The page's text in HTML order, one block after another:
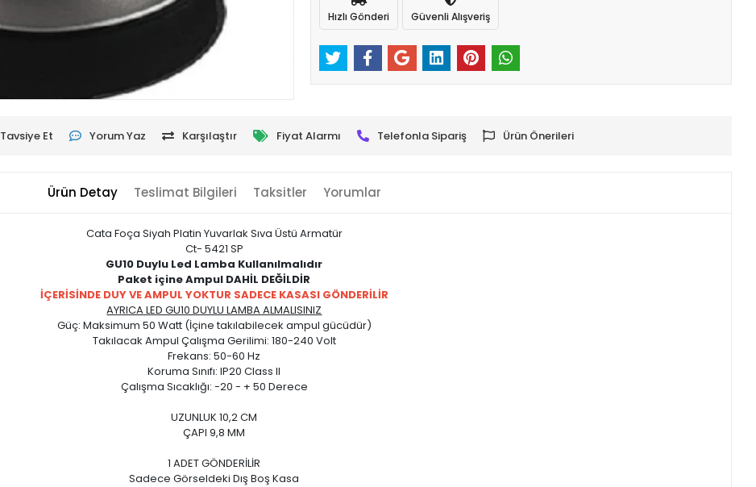
Hızlı Gönderi Güvenli Alışveriş
Tavsiye Et Yorum Yaz Karşılaştır Fiyat Alarmı Telefonla Sipariş Ürün Önerileri
Ürün Detay Teslimat Bilgileri Taksitler Yorumlar
Cata Foça Siyah Platin Yuvarlak Sıva Üstü Armatür
Ct- 5421 SP
GU10 Duylu Led Lamba Kullanılmalıdır
Paket içine Ampul DAHİL DEĞİLDİR
İÇERİSİNDE DUY VE AMPUL YOKTUR SADECE KASASI GÖNDERİLİR
AYRICA LED GU10 DUYLU LAMBA ALMALISINIZ
Güç: Maksimum 50 Watt (İçine takılabilecek ampul gücüdür)
Takılacak Ampul Çalışma Gerilimi: 180-240 Volt
Frekans: 50-60 Hz
Koruma Sınıfı: IP20 Class II
Çalışma Sıcaklığı: -20 - + 50 Derece
UZUNLUK 10,2 CM
ÇAPI 9,8 MM
1 ADET GÖNDERİLİR
Sadece Görseldeki Dış Boş Kasa